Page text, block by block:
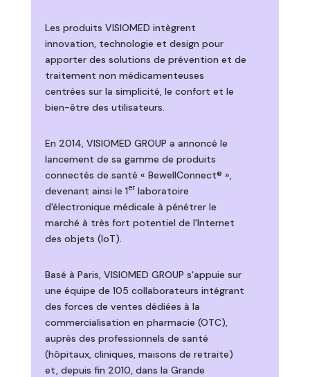
Les produits VISIOMED intègrent
innovation, technologie et design pour
apporter des solutions de prévention et de
traitement non médicamenteuses
centrées sur la simplicité, le confort et le
bien-être des utilisateurs.
En 2014, VISIOMED GROUP a annoncé le
lancement de sa gamme de produits
connectés de santé « BewellConnect® »,
devenant ainsi le 1erlaboratoire
d'électronique médicale à pénétrer le
marché à très fort potentiel de l'Internet
des objets (IoT).
Basé à Paris, VISIOMED GROUP s'appuie sur
une équipe de 105 collaborateurs intégrant
des forces de ventes dédiées à la
commercialisation en pharmacie (OTC),
auprès des professionnels de santé
(hôpitaux, cliniques, maisons de retraite)
et, depuis fin 2010, dans la Grande